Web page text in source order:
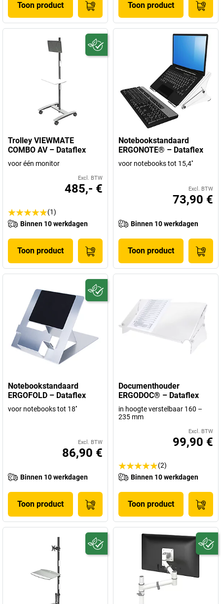
Toon product Toon product
Trolley VIEWMATE
COMBO AV – Dataflex
voor één monitor
Excl. BTW
485,- €
(1)
Binnen 10 werkdagen
Toon product
Notebookstandaard
ERGONOTE® – Dataflex
voor notebooks tot 15,4''
Excl. BTW
73,90 €
Binnen 10 werkdagen
Toon product
Notebookstandaard
ERGOFOLD – Dataflex
voor notebooks tot 18''
Excl. BTW
86,90 €
Binnen 10 werkdagen
Toon product
Documenthouder
ERGODOC® – Dataflex
in hoogte verstelbaar 160 –
235 mm
Excl. BTW
99,90 €
(2)
Binnen 10 werkdagen
Toon product